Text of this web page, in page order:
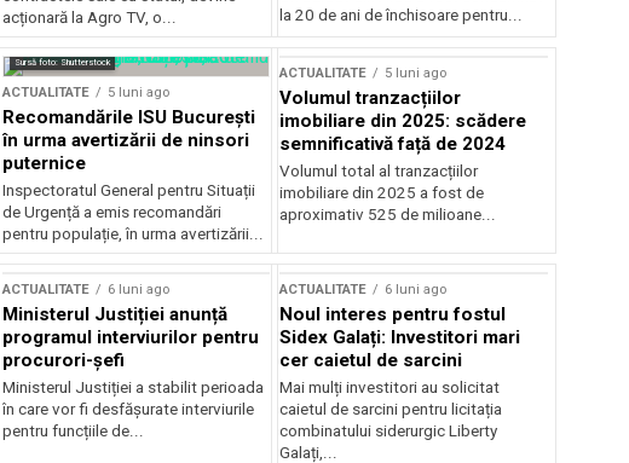
acționară la Agro TV, o...
la 20 de ani de închisoare pentru...
Sursă foto: Shutterstock
ACTUALITATE 5 luni ago
Recomandările ISU București
în urma avertizării de ninsori
puternice
Inspectoratul General pentru Situații
de Urgență a emis recomandări
pentru populație, în urma avertizării...
ACTUALITATE 5 luni ago
Volumul tranzacțiilor
imobiliare din 2025: scădere
semnificativă față de 2024
Volumul total al tranzacțiilor
imobiliare din 2025 a fost de
aproximativ 525 de milioane...
ACTUALITATE 6 luni ago
Ministerul Justiției anunță
programul interviurilor pentru
procurori-șefi
Ministerul Justiției a stabilit perioada
în care vor fi desfășurate interviurile
pentru funcțiile de...
ACTUALITATE 6 luni ago
Noul interes pentru fostul
Sidex Galați: Investitori mari
cer caietul de sarcini
Mai mulți investitori au solicitat
caietul de sarcini pentru licitația
combinatului siderurgic Liberty
Galați,...